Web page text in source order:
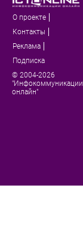
О проекте
Контакты
Реклама
Подписка
© 2004-2026
"Инфокоммуникации
онлайн"